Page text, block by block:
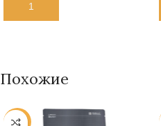
В КОРЗИНУ
Похожие
-25%